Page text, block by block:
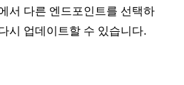
서 다른 엔드포인트를 선택하
시 업데이트할 수 있습니다.